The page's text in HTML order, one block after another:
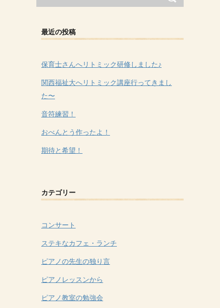
最近の投稿
保育士さんへリトミック研修しました♪
関西福祉大へリトミック講座行ってきまし
た〜
音符練習！
おべんとう作ったよ！
期待と希望！
カテゴリー
コンサート
ステキなカフェ・ランチ
ピアノの先生の独り言
ピアノレッスンから
ピアノ教室の勉強会